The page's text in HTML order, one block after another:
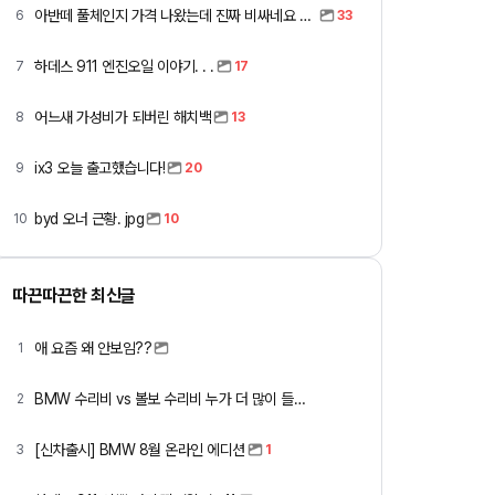
6 아반떼 풀체인지 가격 나왔는데 진짜 비싸네요 ㅎㅎ 33
7 하데스 911 엔진오일 이야기. . . 17
8 어느새 가성비가 되버린 해치백 13
9 ix3 오늘 출고했습니다! 20
10 byd 오너 근황. jpg 10
따끈따끈한 최신글
1 애 요즘 왜 안보임??
2 BMW 수리비 vs 볼보 수리비 누가 더 많이 들까요 ㅎ
3 [신차출시] BMW 8월 온라인 에디션 1